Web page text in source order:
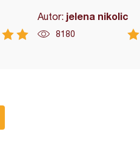
Autor: jelena nikolic
8180